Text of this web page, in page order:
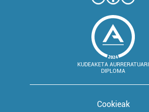
KUDEAKETA AURRERATUARI
DIPLOMA
Cookieak